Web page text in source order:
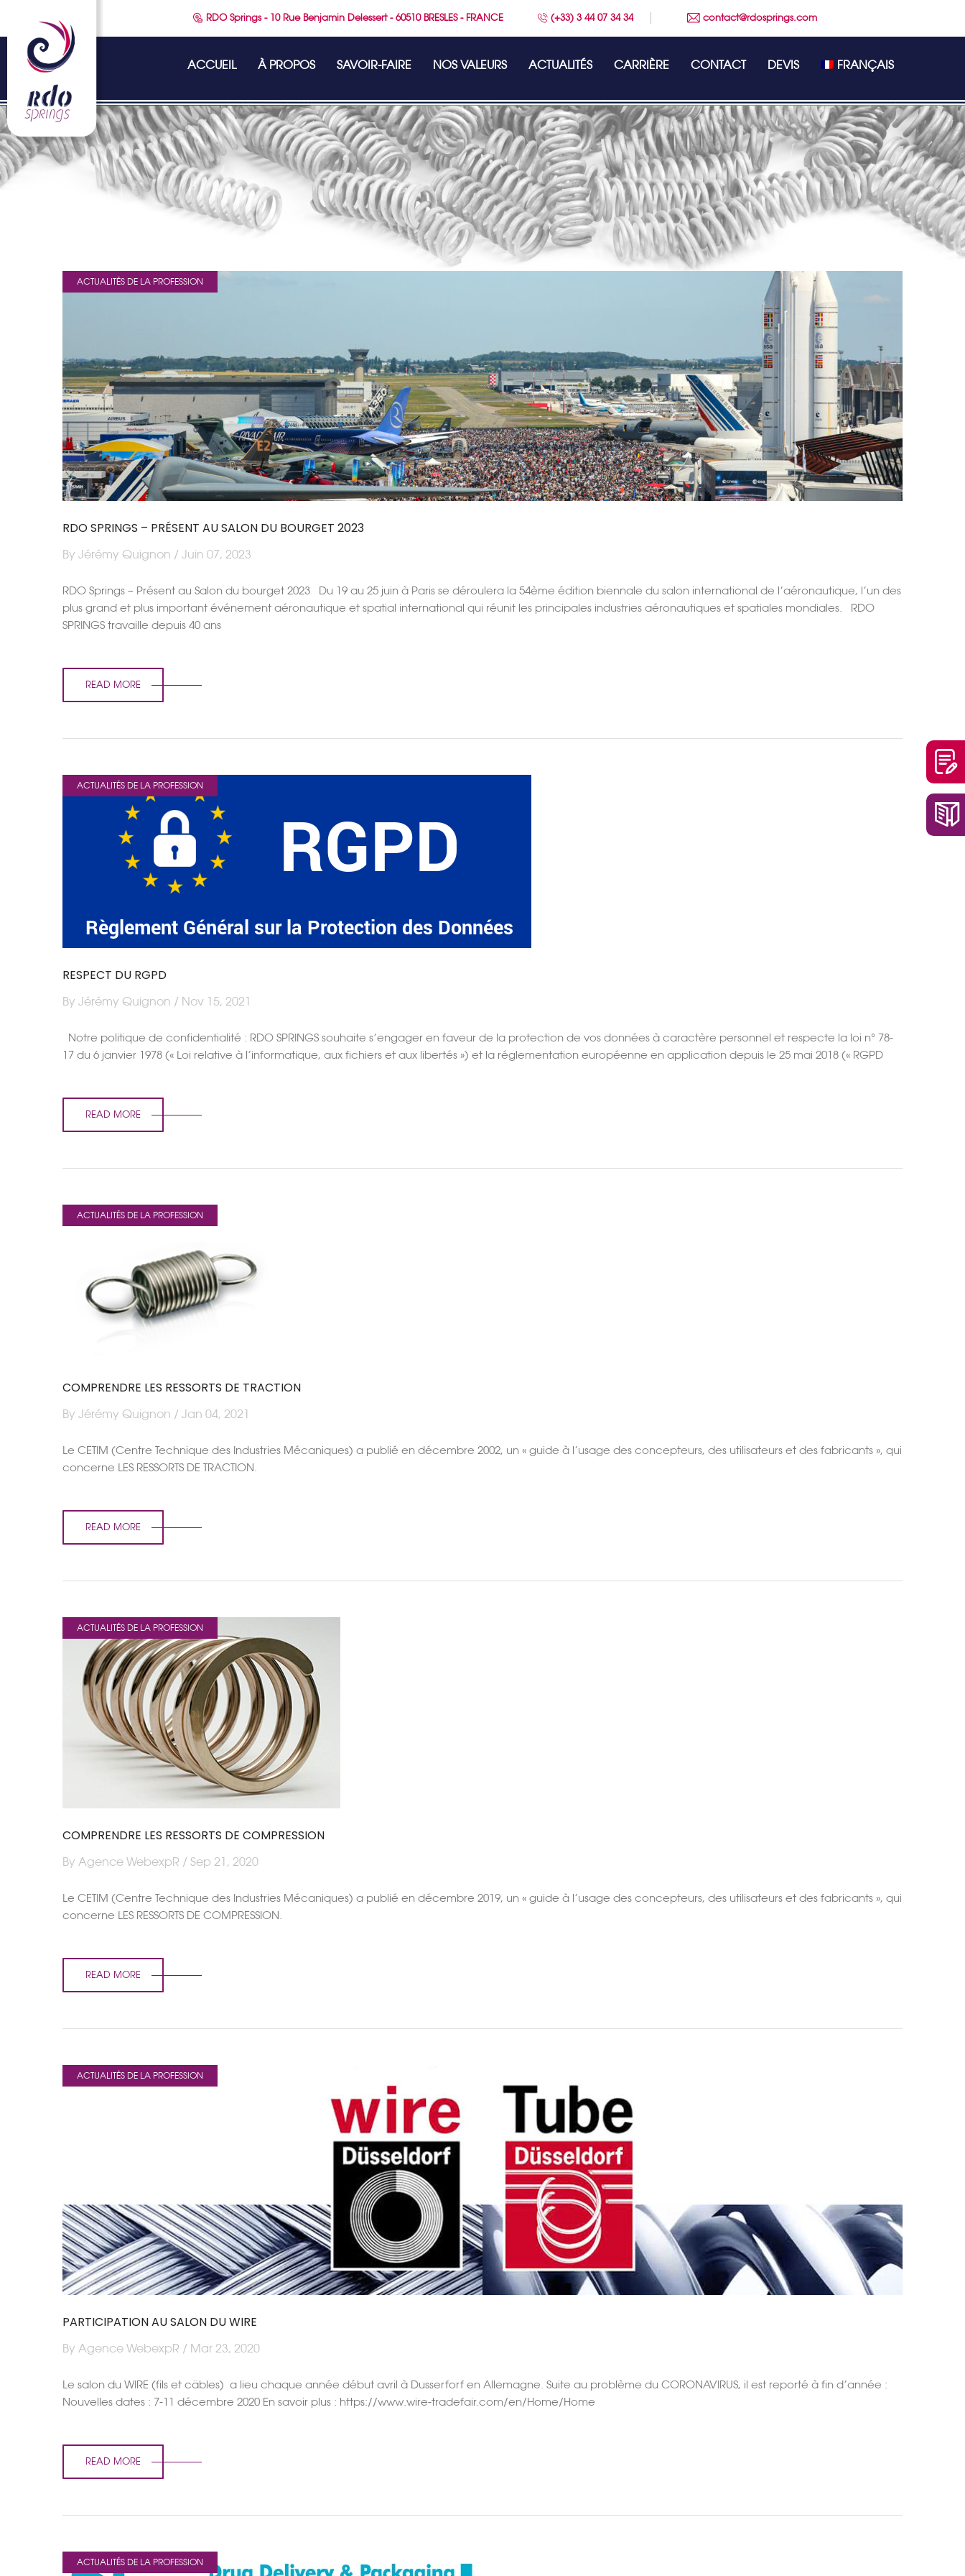
RDO Springs - 10 Rue Benjamin Delessert - 60510 BRESLES - FRANCE (+33) 3 44 07 34 34 contact@rdosprings.com
ACCUEIL À PROPOS SAVOIR-FAIRE NOS VALEURS ACTUALITÉS CARRIÈRE CONTACT DEVIS FRANÇAIS
ACTUALITÉS DE LA PROFESSION
RDO SPRINGS – PRÉSENT AU SALON DU BOURGET 2023
By Jérémy Quignon / Juin 07, 2023
RDO Springs – Présent au Salon du bourget 2023 Du 19 au 25 juin à Paris se déroulera la 54ème édition biennale du salon international de l’aéronautique, l’un des
plus grand et plus important événement aéronautique et spatial international qui réunit les principales industries aéronautiques et spatiales mondiales. RDO
SPRINGS travaille depuis 40 ans
READ MORE
ACTUALITÉS DE LA PROFESSION
RESPECT DU RGPD
By Jérémy Quignon / Nov 15, 2021
Notre politique de confidentialité : RDO SPRINGS souhaite s’engager en faveur de la protection de vos données à caractère personnel et respecte la loi n° 78-
17 du 6 janvier 1978 (« Loi relative à l’informatique, aux fichiers et aux libertés ») et la réglementation européenne en application depuis le 25 mai 2018 (« RGPD
READ MORE
ACTUALITÉS DE LA PROFESSION
COMPRENDRE LES RESSORTS DE TRACTION
By Jérémy Quignon / Jan 04, 2021
Le CETIM (Centre Technique des Industries Mécaniques) a publié en décembre 2002, un « guide à l’usage des concepteurs, des utilisateurs et des fabricants », qui
concerne LES RESSORTS DE TRACTION.
READ MORE
ACTUALITÉS DE LA PROFESSION
COMPRENDRE LES RESSORTS DE COMPRESSION
By Agence WebexpR / Sep 21, 2020
Le CETIM (Centre Technique des Industries Mécaniques) a publié en décembre 2019, un « guide à l’usage des concepteurs, des utilisateurs et des fabricants », qui
concerne LES RESSORTS DE COMPRESSION.
READ MORE
ACTUALITÉS DE LA PROFESSION
PARTICIPATION AU SALON DU WIRE
By Agence WebexpR / Mar 23, 2020
Le salon du WIRE (fils et câbles) a lieu chaque année début avril à Dusserforf en Allemagne. Suite au problème du CORONAVIRUS, il est reporté à fin d’année :
Nouvelles dates : 7-11 décembre 2020 En savoir plus : https://www.wire-tradefair.com/en/Home/Home
READ MORE
ACTUALITÉS DE LA PROFESSION